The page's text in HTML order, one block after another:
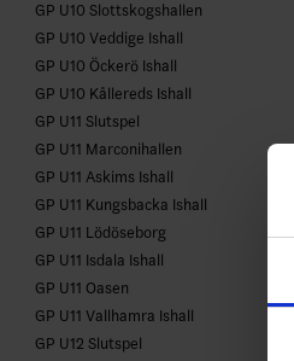
GP U10 Slottskogshallen
GP U10 Veddige Ishall
GP U10 Öckerö Ishall
GP U10 Kållereds Ishall
GP U11 Slutspel
GP U11 Marconihallen
GP U11 Askims Ishall
GP U11 Kungsbacka Ishall
GP U11 Lödöseborg
GP U11 Isdala Ishall
GP U11 Oasen
GP U11 Vallhamra Ishall
GP U12 Slutspel